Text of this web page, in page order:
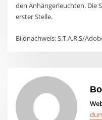
den Anhängerleuchten. Die
erster Stelle.
Bildnachweis: S.T.A.R.S/